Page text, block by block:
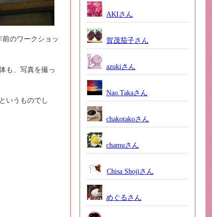
のワークショッ
も、写真を撮っ
いうものでし
AKIさん
賀茂茄子さん
azukiさん
Nao.Takaさん
chakotakoさん
chamuさん
Chisa Shojiさん
めぐるさん